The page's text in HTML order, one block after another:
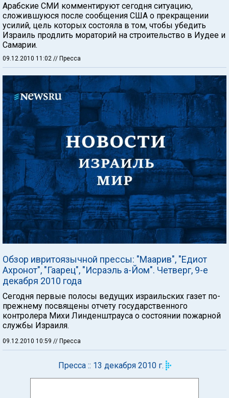
Арабские СМИ комментируют сегодня ситуацию,
сложившуюся после сообщения США о прекращении
усилий, цель которых состояла в том, чтобы убедить
Израиль продлить мораторий на строительство в Иудее и
Самарии.
09.12.2010 11:02 // Пресса
Обзор ивритоязычной прессы: "Маарив", "Едиот
Ахронот", "Гаарец", "Исраэль а-Йом". Четверг, 9-е
декабря 2010 года
Сегодня первые полосы ведущих израильских газет по-
прежнему посвящены отчету государственного
контролера Михи Линденштрауса о состоянии пожарной
службы Израиля.
09.12.2010 10:59 // Пресса
Пресса :: 13 декабря 2010 г.